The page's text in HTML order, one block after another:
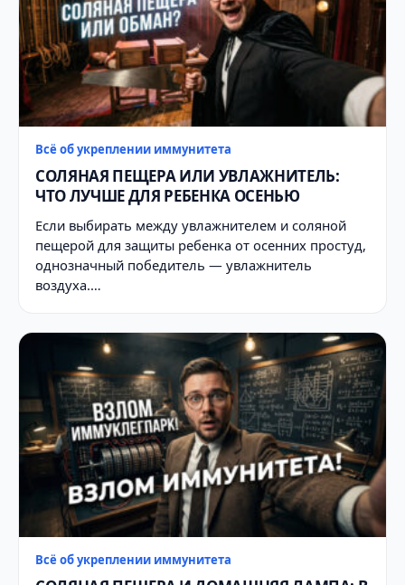
Всё об укреплении иммунитета
СОЛЯНАЯ ПЕЩЕРА ИЛИ УВЛАЖНИТЕЛЬ:
ЧТО ЛУЧШЕ ДЛЯ РЕБЕНКА ОСЕНЬЮ
Если выбирать между увлажнителем и соляной
пещерой для защиты ребенка от осенних простуд,
однозначный победитель — увлажнитель
воздуха.…
Всё об укреплении иммунитета